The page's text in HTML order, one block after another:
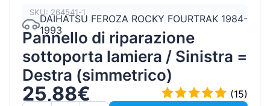
SKU: 264541-1
DAIHATSU FEROZA ROCKY FOURTRAK 1984-
1993
Pannello di riparazione
sottoporta lamiera / Sinistra =
Destra (simmetrico)
25,88€
(15)